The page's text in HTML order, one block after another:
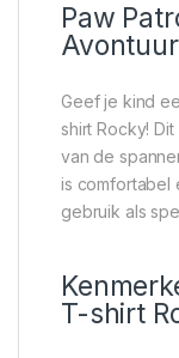
Paw
Geef je kind
shirt Rocky!
van de
is comfortabel
gebruik als
T-shirt